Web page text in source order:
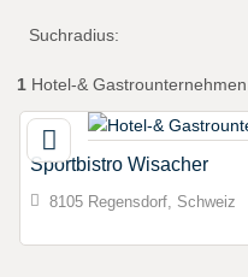
Suchradius:
1Hotel-& Gastrounternehmen
Sportbistro Wisacher
8105 Regensdorf, Schweiz